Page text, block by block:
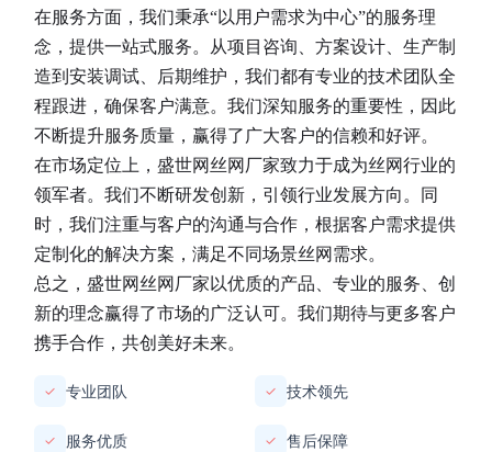
在服务方面，我们秉承“以用户需求为中心”的服务理
念，提供一站式服务。从项目咨询、方案设计、生产制
造到安装调试、后期维护，我们都有专业的技术团队全
程跟进，确保客户满意。我们深知服务的重要性，因此
不断提升服务质量，赢得了广大客户的信赖和好评。
在市场定位上， 盛世网丝网厂家致力于成为丝网行业的
领军者。我们不断研发创新，引领行业发展方向。同
时，我们注重与客户的沟通与合作，根据客户需求提供
定制化的解决方案，满足不同场景丝网需求。
总之， 盛世网丝网厂家以优质的产品、专业的服务、创
新的理念赢得了市场的广泛认可。我们期待与更多客户
携手合作，共创美好未来。
✓ 专业团队 ✓ 技术领先
✓ 服务优质 ✓ 售后保障